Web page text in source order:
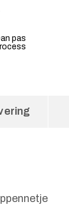
pas